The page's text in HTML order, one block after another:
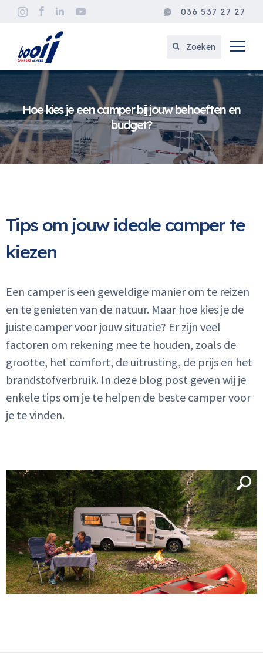
Zoeken
036 537 27 27
Hoe kies je een camper bij jouw behoeften en
budget?
Tips om jouw ideale camper te
kiezen
Een camper is een geweldige manier om te reizen
en te genieten van de natuur. Maar hoe kies je de
juiste camper voor jouw situatie? Er zijn veel
factoren om rekening mee te houden, zoals de
grootte, het comfort, de uitrusting, de prijs en het
brandstofverbruik. In deze blog post geven wij je
enkele tips om je te helpen de beste camper voor
je te vinden.